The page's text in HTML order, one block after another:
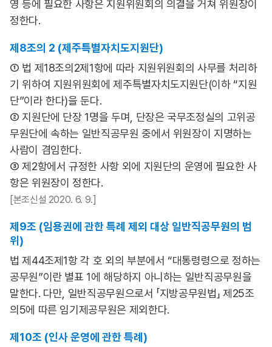
영 등에 필요한 사항은 지원위원회의 의결을 거쳐 위원장이
정한다.
제8조의 2 (제주특별자치도지원단)
① 법 제18조의2제1항에 따라 지원위원회의 사무를 처리하
기 위하여 지원위원회에 제주특별자치도지원단(이하 “지원
단”이라 한다)을 둔다.
② 지원단에 단장 1명을 두며, 단장은 국무조정실의 고위공
무원단에 속하는 일반직공무원 중에서 위원장이 지명하는
사람이 겸임한다.
③ 제2항에서 규정한 사항 외에 지원단의 운영에 필요한 사
항은 위원장이 정한다.
[본조신설 2020. 6. 9.]
제9조 (임용권에 관한 특례 제외 대상 일반직공무원의 범
위)
법 제44조제1항 각 호 외의 부분에서 “대통령령으로 정하는
공무원”이란 별표 1에 해당하지 아니하는 일반직공무원을
말한다. 다만, 일반직공무원으로서 「지방공무원법」 제25조
의5에 따른 임기제공무원은 제외한다.
제10조 (인사 운영에 관한 특례)